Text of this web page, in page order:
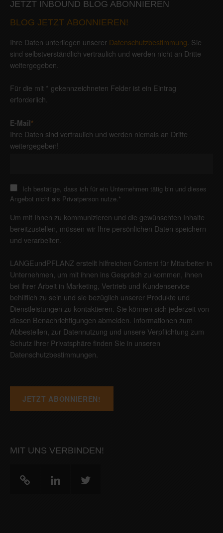
JETZT INBOUND BLOG ABONNIEREN
BLOG JETZT ABONNIEREN!
Ihre Daten unterliegen unserer Datenschutzbestimmung. Sie
sind selbstverständlich vertraulich und werden nicht an Dritte
weitergegeben.
Für die mit * gekennzeichneten Felder ist ein Eintrag
erforderlich.
E-Mail*
Ihre Daten sind vertraulich und werden niemals an Dritte
weitergegeben!
Ich bestätige, dass ich für ein Unternehmen tätig bin und dieses
Angebot nicht als Privatperson nutze. *
Um mit Ihnen zu kommunizieren und die gewünschten Inhalte
bereitzustellen, müssen wir Ihre persönlichen Daten speichern
und verarbeiten.
LANGEundPFLANZ erstellt hilfreichen Content für Mitarbeiter in
Unternehmen, um mit ihnen ins Gespräch zu kommen, ihnen
bei ihrer Arbeit in Marketing, Vertrieb und Kundenservice
behilflich zu sein und sie bezüglich unserer Produkte und
Dienstleistungen zu kontaktieren. Sie können sich jederzeit von
diesen Benachrichtigungen abmelden. Informationen zum
Abbestellen, zur Datennutzung und unsere Verpflichtung zum
Schutz Ihrer Privatsphäre finden Sie in unseren
Datenschutzbestimmungen
MIT UNS VERBINDEN!